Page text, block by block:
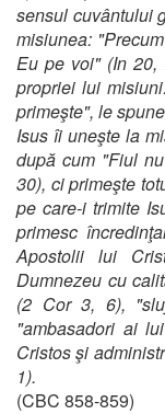
sensul cuvântului
misiunea:
Eu pe voi" (In 20,
propriei lui
primeşte", le
Isus îi uneşte la
după cum "Fiul
30), ci primeşte
pe care-i trimite
primesc
Apostolii lui
Dumnezeu cu
(2 Cor 3, 6),
"ambasadori ai
Cristos şi
1).
(CBC 858-859)